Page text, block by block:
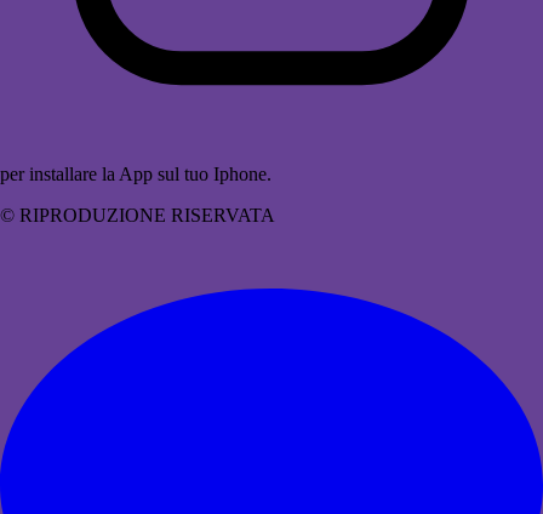
per installare la App sul tuo Iphone.
© RIPRODUZIONE RISERVATA